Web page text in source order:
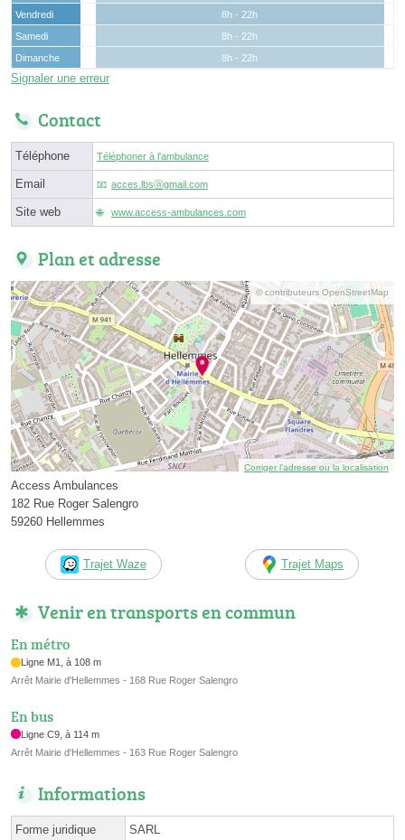
Vendredi
8h - 22h
Samedi
8h - 22h
Dimanche
8h - 22h
Signaler une erreur
Contact
Téléphone Téléphoner à l'ambulance
Email acces.lbsⓐgmail.com
Site web www.access-ambulances.com
Plan et adresse
© contributeurs OpenStreetMap
Corriger l’adresse ou la localisation
Access Ambulances
182 Rue Roger Salengro
59260 Hellemmes
Trajet Waze Trajet Maps
Venir en transports en commun
En métro
Ligne M1, à 108 m
Arrêt Mairie d'Hellemmes - 168 Rue Roger Salengro
En bus
Ligne C9, à 114 m
Arrêt Mairie d'Hellemmes - 163 Rue Roger Salengro
Informations
Forme juridique SARL